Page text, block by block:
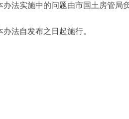
实施中的问题由市国土房管局
自发布之日起施行。